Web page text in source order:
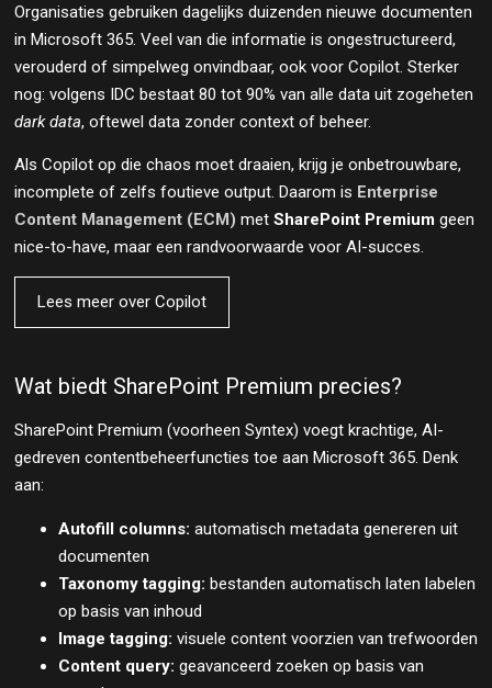
Organisaties gebruiken dagelijks duizenden nieuwe documenten
in Microsoft 365. Veel van die informatie is ongestructureerd,
verouderd of simpelweg onvindbaar, ook voor Copilot. Sterker
nog: volgens IDC bestaat 80 tot 90% van alle data uit zogeheten
dark data, oftewel data zonder context of beheer.
Als Copilot op die chaos moet draaien, krijg je onbetrouwbare,
incomplete of zelfs foutieve output. Daarom is Enterprise
Content Management (ECM) met SharePoint Premium geen
nice-to-have, maar een randvoorwaarde voor AI-succes.
Lees meer over Copilot
Wat biedt SharePoint Premium precies?
SharePoint Premium (voorheen Syntex) voegt krachtige, AI-
gedreven contentbeheerfuncties toe aan Microsoft 365. Denk
aan:
Autofill columns: automatisch metadata genereren uit
documenten
Taxonomy tagging: bestanden automatisch laten labelen
op basis van inhoud
Image tagging: visuele content voorzien van trefwoorden
Content query: geavanceerd zoeken op basis van